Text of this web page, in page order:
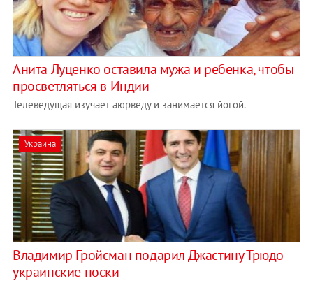
Анита Луценко оставила мужа и ребенка, чтобы
просветляться в Индии
Телеведущая изучает аюрведу и занимается йогой.
Украина
Владимир Гройсман подарил Джастину Трюдо
украинские носки